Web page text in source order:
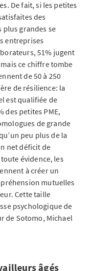
De fait, si les petites
des
plus grandes se
entreprises
51% jugent
ce chiffre tombe
de 50 à 250
de résilience: la
est qualifiée de
des petites PME,
de grande
peu plus de la
net déficit de
évidence, les
à créer un
mutuelles
Cette taille
psychologique de
de Sotomo, Michael
âgés